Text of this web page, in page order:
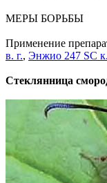
МЕРЫ БОРЬБЫ
Применение
в. г., Энжио 247 SC
Стеклянница